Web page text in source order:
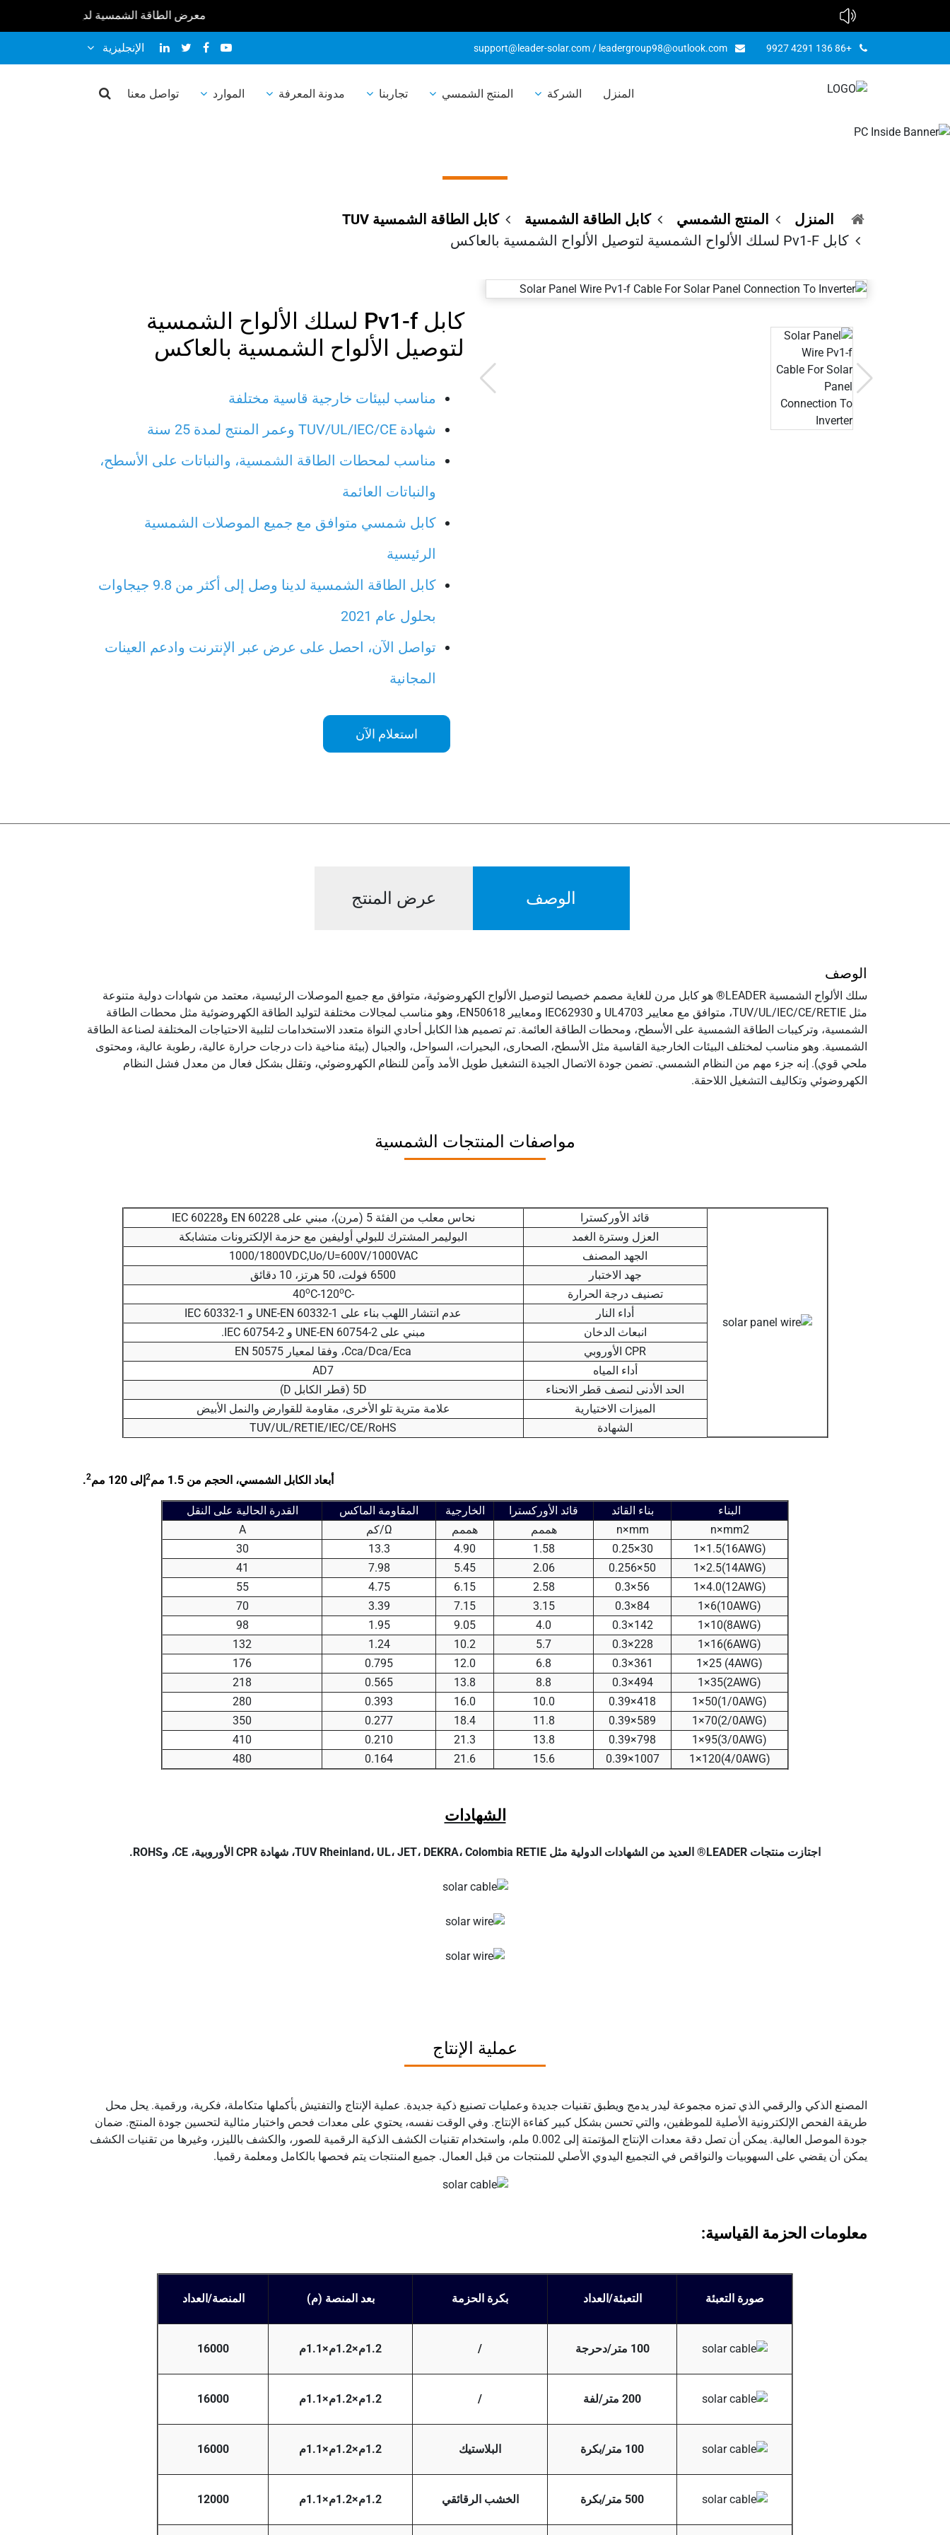
معرض الطاقة الشمسية لدينا في 2026 : * * معرض سولير إكسبو المغرب 2026 10-12 فبراير * * معرض الطاقة الشمسية أفريقيا 2026 25-27 مارس * * معرض الطاقة الشمسية والتخزين المباشر ماليزيا 2026 9-10 أبريل * * معرض كانتون 2026 ربيع 15-19 أبريل * * * بنغلاديش رينيكس الحادي عشر 2026 16-18 أبريل * * سولارتك إندونيسيا 2026 22-24 أبريل * * معرض المستقبل للطاقة الفلبين 2026 19-20 مايو * * SNEC PV+19 (2026) 3-5 يونيو * * أوروبا بين الشمس 2026 23-25 يونيو * * * أسبوع الطاقة المستدامة لآسيان 2026 1-3 يوليو * * معرض المستقبل للطاقة فيتنام 2026 8-9 يوليو * * سولار أفريقيا 2026 29-31 يوليو * * إنترسولار الشرق الأوسط 2026 1-3 سبتمبر * * معرض كانتون 2026 الخريف 15-19 أكتوبر * *
+86 136 4291 9927
support@leader-solar.com / leadergroup98@outlook.com الإنجليزية
المنزل الشركة المنتج الشمسي تجاربنا مدونة المعرفة الموارد تواصل معنا
كابل Pv1-f لسلك الألواح الشمسية لتوصيل
المنزل المنتج الشمسي كابل الطاقة الشمسية
كابل الطاقة الشمسية TUV
كابل Pv1-F لسلك الألواح الشمسية لتوصيل الألواح الشمسية بالعاكس
كابل Pv1-f لسلك الألواح الشمسية
لتوصيل الألواح الشمسية بالعاكس
مناسب لبيئات خارجية قاسية مختلفة
شهادة TUV/UL/IEC/CE وعمر المنتج لمدة 25 سنة
مناسب لمحطات الطاقة الشمسية، والنباتات على الأسطح،
والنباتات العائمة
كابل شمسي متوافق مع جميع الموصلات الشمسية
الرئيسية
كابل الطاقة الشمسية لدينا وصل إلى أكثر من 9.8 جيجاوات
بحلول عام 2021
تواصل الآن، احصل على عرض عبر الإنترنت وادعم العينات
المجانية
استعلام الآن
الوصف عرض المنتج
الوصف
سلك الألواح الشمسية LEADER® هو كابل مرن للغاية مصمم خصيصا لتوصيل الألواح الكهروضوئية، متوافق مع جميع الموصلات الرئيسية، معتمد من شهادات دولية متنوعة
مثل TUV/UL/IEC/CE/RETIE، متوافق مع معايير UL4703 و IEC62930 ومعايير EN50618، وهو مناسب لمجالات مختلفة لتوليد الطاقة الكهروضوئية مثل محطات الطاقة
الشمسية، وتركيبات الطاقة الشمسية على الأسطح، ومحطات الطاقة العائمة. تم تصميم هذا الكابل أحادي النواة متعدد الاستخدامات لتلبية الاحتياجات المختلفة لصناعة الطاقة
الشمسية. وهو مناسب لمختلف البيئات الخارجية القاسية مثل الأسطح، الصحارى، البحيرات، السواحل، والجبال (بيئة مناخية ذات درجات حرارة عالية، رطوبة عالية، ومحتوى
ملحي قوي). إنه جزء مهم من النظام الشمسي. تضمن جودة الاتصال الجيدة التشغيل طويل الأمد وآمن للنظام الكهروضوئي، وتقلل بشكل فعال من معدل فشل النظام
الكهروضوئي وتكاليف التشغيل اللاحقة.
مواصفات المنتجات الشمسية
قائد الأوركسترا
نحاس معلب من الفئة 5 (مرن)، مبني على EN 60228 وIEC 60228
العزل وسترة الغمد
البوليمر المشترك للبولي أوليفين مع حزمة الإلكترونات متشابكة
الجهد المصنف
1000/1800VDC,Uo/U=600V/1000VAC
جهد الاختبار
6500 فولت، 50 هرتز، 10 دقائق
تصنيف درجة الحرارة
-40
oC-120oC
أداء النار
عدم انتشار اللهب بناء على UNE-EN 60332-1 و IEC 60332-1
انبعاث الدخان
مبني على UNE-EN 60754-2 و IEC 60754-2.
CPR الأوروبي
Cca/Dca/Eca، وفقا لمعيار EN 50575
أداء المياه
AD7
الحد الأدنى لنصف قطر الانحناء
5D (قطر الكابل D)
الميزات الاختيارية
علامة مترية تلو الأخرى، مقاومة للقوارض والنمل الأبيض
الشهادة
TUV/UL/RETIE/IEC/CE/RoHS
أبعاد الكابل الشمسي، الحجم من 1.5 مم 2إلى 120 مم 2
.
البناء بناء القائد قائد الأوركسترا الخارجية المقاومة الماكس
القدرة الحالية على النقل
n×mm2
n×mm هممم هممم Ω/كم
A
(16AWG)1×1.5
30×0.25
1.58
4.90
13.3
30
(14AWG)1×2.5
50×0.256
2.06
5.45
7.98
41
(12AWG)1×4.0
56×0.3
2.58
6.15
4.75
55
(10AWG)1×6
84×0.3
3.15
7.15
3.39
70
(8AWG)1×10
142×0.3
4.0
9.05
1.95
98
(6AWG)1×16
228×0.3
5.7
10.2
1.24
132
(4AWG) 1×25
361×0.3
6.8
12.0
0.795
176
(2AWG)1×35
494×0.3
8.8
13.8
0.565
218
(1/0AWG)1×50
418×0.39
10.0
16.0
0.393
280
(2/0AWG)1×70
589×0.39
11.8
18.4
0.277
350
(3/0AWG)1×95
798×0.39
13.8
21.3
0.210
410
(4/0AWG)1×120
1007×0.39
15.6
21.6
0.164
480
الشهادات
اجتازت منتجات LEADER® العديد من الشهادات الدولية مثل TUV Rheinland، UL، JET، DEKRA، Colombia RETIE، شهادة CPR الأوروبية، CE، وROHS.
عملية الإنتاج
المصنع الذكي والرقمي الذي تمزه مجموعة ليدر يدمج ويطبق تقنيات جديدة وعمليات تصنيع ذكية جديدة. عملية الإنتاج والتفتيش بأكملها متكاملة، فكرية، ورقمية. يحل محل
طريقة الفحص الإلكترونية الأصلية للموظفين، والتي تحسن بشكل كبير كفاءة الإنتاج. وفي الوقت نفسه، يحتوي على معدات فحص واختبار مثالية لتحسين جودة المنتج. ضمان
جودة الموصل العالية. يمكن أن تصل دقة معدات الإنتاج المؤتمتة إلى 0.002 ملم، واستخدام تقنيات الكشف الذكية الرقمية للصور، والكشف بالليزر، وغيرها من تقنيات الكشف
يمكن أن يقضي على السهوبيات والنواقص في التجميع اليدوي الأصلي للمنتجات من قبل العمال. جميع المنتجات يتم فحصها بالكامل ومعلمة رقميا.
معلومات الحزمة القياسية:
صورة التعبئة التعبئة/العداد بكرة الحزمة بعد المنصة (م) المنصة/العداد
100 متر/دحرجة / 1.2م×1.2م×1.1م 16000
200 متر/لفة / 1.2م×1.2م×1.1م 16000
100 متر/بكرة البلاستيك 1.2م×1.2م×1.1م 16000
500 متر/بكرة الخشب الرقائقي 1.2م×1.2م×1.1م 12000